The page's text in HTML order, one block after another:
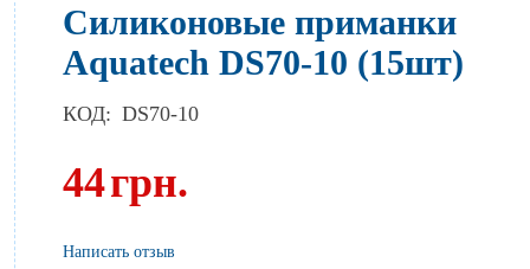
Силиконовые приманки
Aquatech DS70-10 (15шт)
КОД: DS70-10
44грн.
Написать отзыв